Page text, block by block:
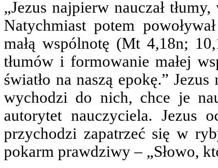
„Jezus najpierw nauczał
Natychmiast potem
małą wspólnotę (Mt 4,18n;
tłumów i formowanie małej
światło na naszą epokę.”
wychodzi do nich, chce je
autorytet nauczyciela. Jezus
przychodzi zapatrzeć się w
pokarm prawdziwy – „Słowo,